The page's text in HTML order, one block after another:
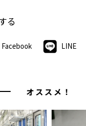
る
Facebook LINE
オススメ！